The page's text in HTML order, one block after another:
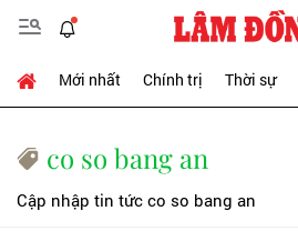
Mới nhất Chính trị Thời sự
co so bang an
Cập nhập tin tức co so bang an